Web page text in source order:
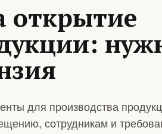
открытие
для производства
сотрудникам и